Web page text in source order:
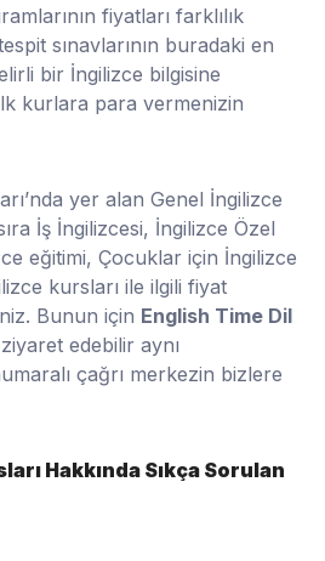
fiyatları farklılık
sınavlarının buradaki en
bir İngilizce bilgisine
kurlara para vermenizin
yer alan Genel İngilizce
İş İngilizcesi, İngilizce Özel
eğitimi, Çocuklar için İngilizce
kursları ile ilgili fiyat
Bunun için English Time Dil
ziyaret edebilir aynı
çağrı merkezin bizlere
Hakkında Sıkça Sorulan